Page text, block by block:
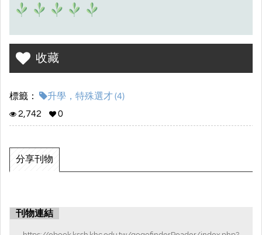
收藏
標籤：
升學，特殊選才 (4)
2,742
0
分享刊物
刊物連結